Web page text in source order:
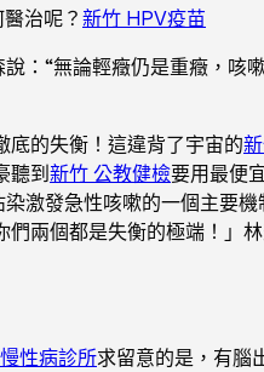
治呢？ 新竹 HPV疫苗
：“無論輕癥仍是重癥，咳
底的失衡！這違背了宇宙的
聽到新竹 公教健檢要用最便
激發急性咳嗽的一個主要
們兩個都是失衡的極端！」
性病診所求留意的是，有腦